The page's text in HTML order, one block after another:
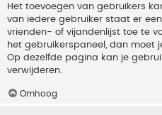
Het toevoegen van gebruikers
van iedere gebruiker staat er
vrienden- of vijandenlijst toe te
het gebruikerspaneel, dan moet
Op dezelfde pagina kan je
verwijderen.
Omhoog